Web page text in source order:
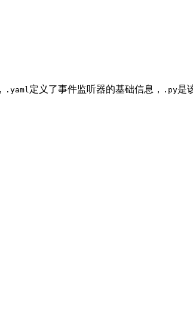
.yaml 定义了事件监听器的基础信息， .py是